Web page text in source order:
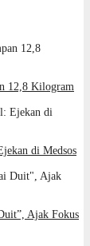
12,8 Kilogram
di Medsos
Ajak Fokus